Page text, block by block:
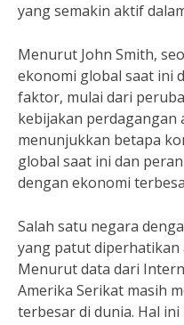
yang semakin aktif
Menurut John Smith,
ekonomi global saat ini
faktor, mulai dari
kebijakan perdagangan
menunjukkan betapa
global saat ini dan
dengan ekonomi
Salah satu negara
yang patut diperhatikan
Menurut data dari
Amerika Serikat masih
terbesar di dunia. Hal